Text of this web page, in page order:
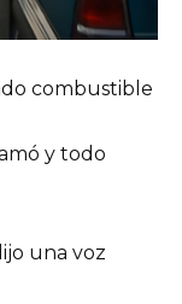
combustible
y todo
una voz